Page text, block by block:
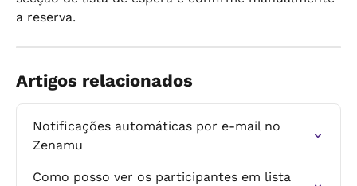
a reserva.
Artigos relacionados
Notificações automáticas por e-mail no
Zenamu
Como posso ver os participantes em lista